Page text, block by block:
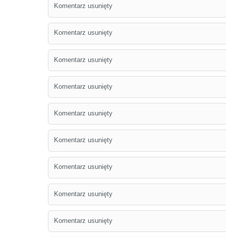
Komentarz usunięty
Komentarz usunięty
Komentarz usunięty
Komentarz usunięty
Komentarz usunięty
Komentarz usunięty
Komentarz usunięty
Komentarz usunięty
Komentarz usunięty